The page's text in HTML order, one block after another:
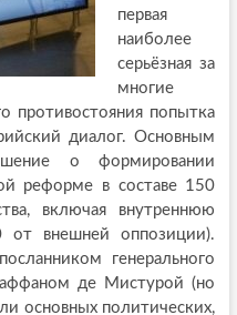
первая
наиболее
серьёзная за
многие
противостояния попытка
диалог. Основным
о формировании
реформе в составе 150
включая внутреннюю
внешней оппозиции).
генерального
де Мистурой (но
основных политических,